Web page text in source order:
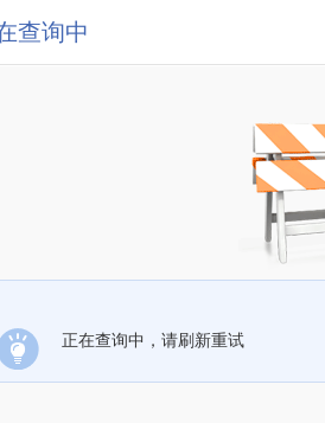
查询中
正在查询中，请刷新重试